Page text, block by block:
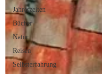
Jahreszeiten
Bücher
Natur
Reisen
Selbsterfahrung